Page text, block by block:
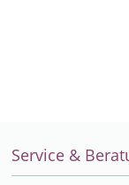
Service &